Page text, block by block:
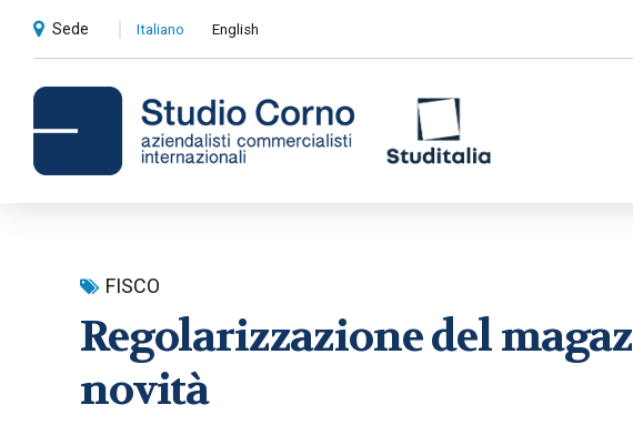
Sede Italiano English
Compliance societaria e fiscale
Revisioni contabili
Organizzazione e
personale
FISCO
Regolarizzazione del
novità